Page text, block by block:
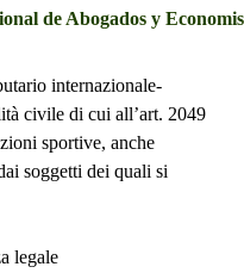
de Abogados y
internazionale-
civile di cui all’art. 2049
sportive, anche
soggetti dei quali si
legale